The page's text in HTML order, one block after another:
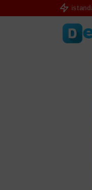
Hindistanda təhlükəli